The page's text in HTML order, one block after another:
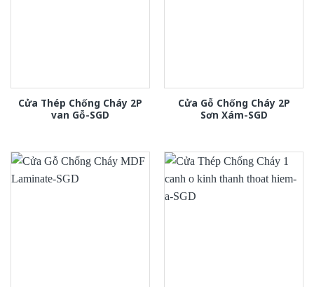
Cửa Thép Chống Cháy 2P
van Gỗ-SGD
Cửa Gỗ Chống Cháy 2P
Sơn Xám-SGD